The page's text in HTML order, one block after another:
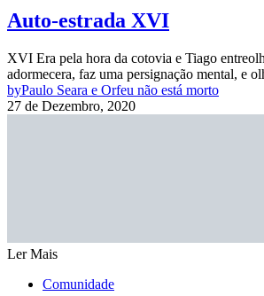
Auto-estrada XVI
XVI Era pela hora da cotovia e Tiago
adormecera, faz uma persignação mental, e
byPaulo Seara e Orfeu não está morto
27 de Dezembro, 2020
Ler Mais
Comunidade